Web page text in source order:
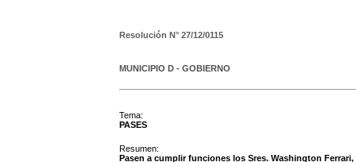
Resolución N° 27/12/0115
MUNICIPIO D - GOBIERNO
Tema:
PASES
Resumen:
Pasen a cumplir funciones los Sres. Washington Ferrari,